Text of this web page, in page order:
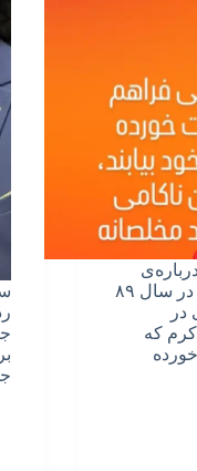
حضور و شعرخوانی‌اش در بیت رهبری در سال ۸۹
در
که